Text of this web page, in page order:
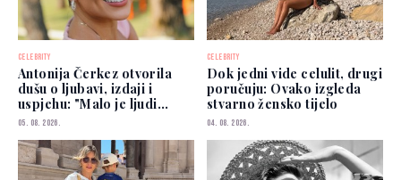
CELEBRITY
Antonija Čerkez otvorila
dušu o ljubavi, izdaji i
uspjehu: "Malo je ljudi
kojima možete vjerovati"
05. 08. 2026.
CELEBRITY
Dok jedni vide celulit, drugi
poručuju: Ovako izgleda
stvarno žensko tijelo
04. 08. 2026.